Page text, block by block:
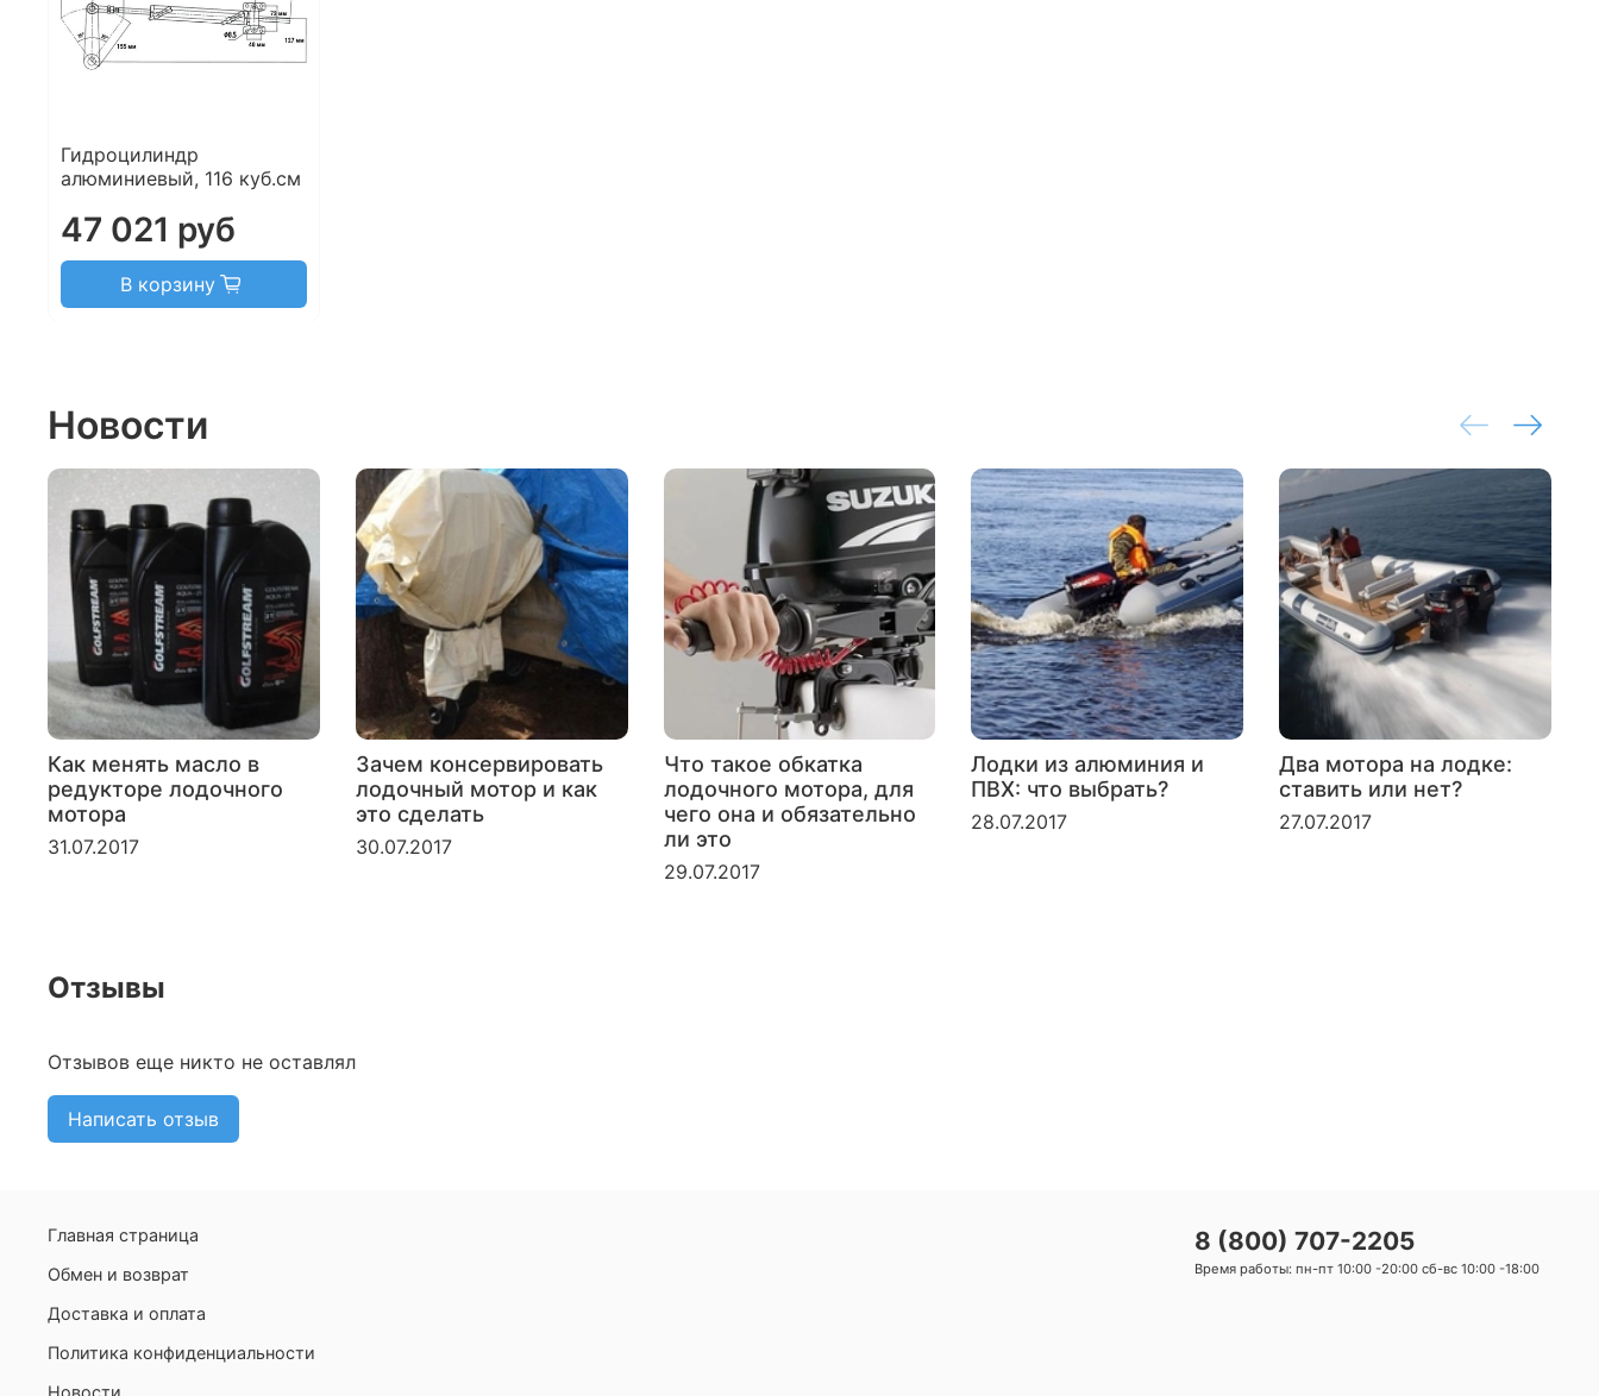
Гидроцилиндр
алюминиевый, 116 куб.см
47 021 руб
В корзину
Новости
Как менять масло в
редукторе лодочного
мотора
31.07.2017
Зачем консервировать
лодочный мотор и как
это сделать
30.07.2017
Что такое обкатка
лодочного мотора, для
чего она и обязательно
ли это
29.07.2017
Лодки из алюминия и
ПВХ: что выбрать?
28.07.2017
Два мотора на лодке:
ставить или нет?
27.07.2017
Отзывы
Отзывов еще никто не оставлял
Написать отзыв
Главная страница
Обмен и возврат
Доставка и оплата
Политика конфиденциальности
8 (800) 707-2205
Время работы: пн-пт 10:00 -20:00 сб-вс 10:00 -18:00